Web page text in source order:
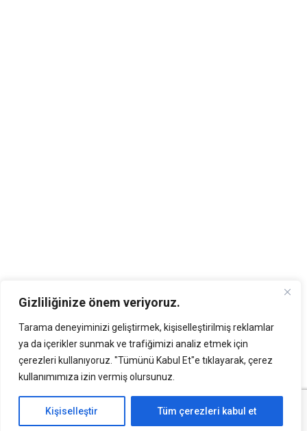
Gizliliğinize önem veriyoruz.
Tarama deneyiminizi geliştirmek, kişiselleştirilmiş reklamlar
ya da içerikler sunmak ve trafiğimizi analiz etmek için
çerezleri kullanıyoruz. "Tümünü Kabul Et"e tıklayarak, çerez
kullanımımıza izin vermiş olursunuz.
Kişiselleştir Tüm çerezleri kabul et